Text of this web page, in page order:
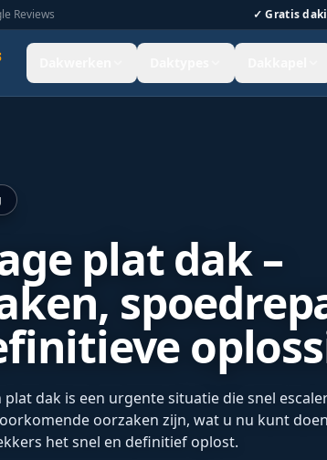
Reviews ✓Gratis
plat dak –
plat dak is een urgente situatie die snel
oorzaken zijn, wat u nu kunt
het snel en definitief oplost.